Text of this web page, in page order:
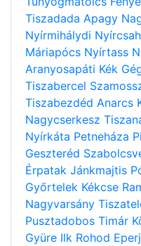
Tiszadada Apagy
Nyírmihálydi
Máriapócs Nyírtass
Aranyosapáti Kék
Tiszabercel
Tiszabezdéd Anarcs
Nagycserkesz
Nyírkáta Petneháza
Geszteréd
Érpatak Jánkmajtis
Győrtelek Kékcse
Nagyvarsány
Pusztadobos Timár
Gyüre Ilk Rohod